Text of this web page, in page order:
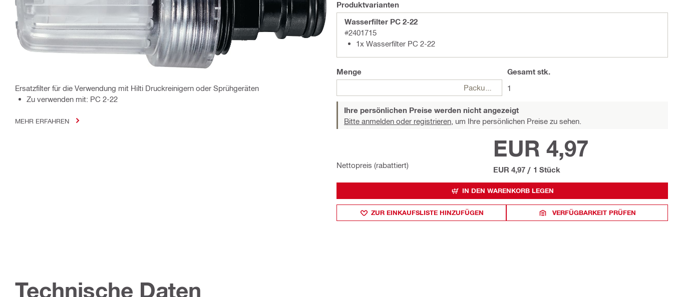
Ersatzfilter für die Verwendung mit Hilti Druckreinigern oder Sprühgeräten
Zu verwenden mit: PC 2-22
MEHR ERFAHREN
Produktvarianten
Wasserfilter PC 2-22
#2401715
1x Wasserfilter PC 2-22
Menge
Gesamt stk.
1
Ihre persönlichen Preise werden nicht angezeigt
Bitte anmelden oder registrieren, um Ihre persönlichen Preise zu sehen.
Nettopreis (rabattiert)
EUR 4,97
EUR 4,97 / 1 Stück
IN DEN WARENKORB LEGEN
ZUR EINKAUFSLISTE HINZUFÜGEN VERFÜGBARKEIT PRÜFEN
Technische Daten